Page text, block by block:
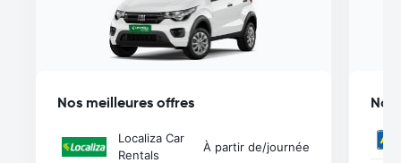
Nos meilleures offres
Localiza Car
Rentals
À partir de/journée
Nos